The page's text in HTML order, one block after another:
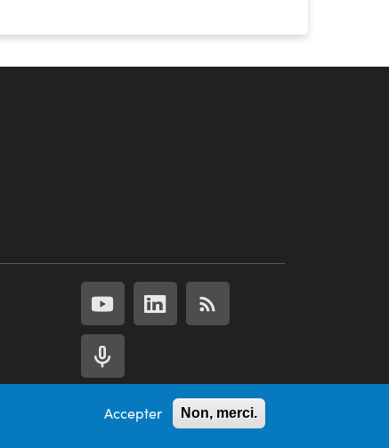
Accepter Non, merci.